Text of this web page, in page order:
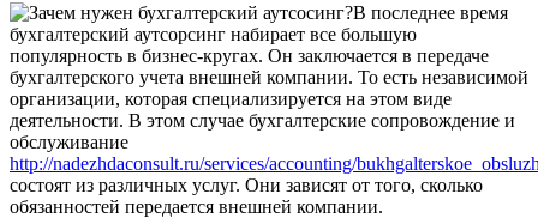
В последнее время
бухгалтерский аутсорсинг набирает все большую
популярность в бизнес-кругах. Он заключается в передаче
бухгалтерского учета внешней компании. То есть независимой
организации, которая специализируется на этом виде
деятельности. В этом случае бухгалтерские сопровождение и
обслуживание
http://nadezhdaconsult.ru/services/accounting/
состоят из различных услуг. Они зависят от того, сколько
обязанностей передается внешней компании.